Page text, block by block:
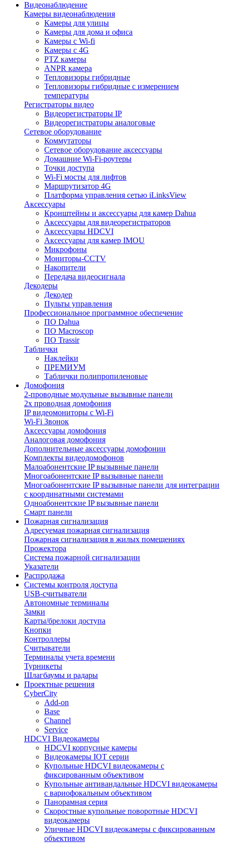
Видеонаблюдение
Камеры видеонаблюдения
Камеры для улицы
Камеры для дома и офиса
Камеры с Wi-fi
Камеры с 4G
PTZ камеры
ANPR камера
Тепловизоры гибридные
Тепловизоры гибридные c измерением
температуры
Регистраторы видео
Видеорегистраторы IP
Видеорегистраторы аналоговые
Сетевое оборудование
Коммутаторы
Сетевое оборудование аксессуары
Домашние Wi-Fi-роутеры
Точки доступа
Wi-Fi мосты для лифтов
Маршрутизатор 4G
Платформа управления сетью iLinksView
Аксессуары
Кронштейны и аксессуары для камер Dahua
Аксессуары для видеорегистраторов
Аксессуары HDCVI
Аксессуары для камер IMOU
Микрофоны
Мониторы-CCTV
Накопители
Передача видеосигнала
Декодеры
Декодер
Пульты управления
Профессиональное программное обеспечение
ПО Dahua
ПО Macroscop
ПО Trassir
Таблички
Наклейки
ПРЕМИУМ
Таблички полипропиленовые
Домофония
2-проводные модульные вызывные панели
2х проводная домофония
IP видеомониторы с Wi-Fi
Wi-Fi Звонок
Аксессуары домофония
Аналоговая домофония
Дополнительные аксессуары домофонии
Комплекты видеодомофонов
Малоабонентские IP вызывные панели
Многоабонентские IP вызывные панели
Многоабонентские IP вызывные панели для интеграции
с координатными системами
Одноабонентские IP вызывные панели
Смарт панели
Пожарная сигнализация
Адресуемая пожарная сигнализация
Пожарная сигнализация в жилых помещениях
Прожектора
Система пожарной сигнализации
Указатели
Распродажа
Системы контроля доступа
USB-считыватели
Автономные терминалы
Замки
Карты/брелоки доступа
Кнопки
Контроллеры
Считыватели
Терминалы учета времени
Турникеты
Шлагбаумы и радары
Проектные решения
CyberCity
Add-on
Base
Channel
Service
HDCVI Видеокамеры
HDCVI корпусные камеры
Видеокамеры IOT серии
Купольные HDCVI видеокамеры с
фиксированным объективом
Купольные антивандальные HDCVI видеокамеры
с вариофокальным объективом
Панорамная серия
Скоростные купольные поворотные HDCVI
видеокамеры
Уличные HDCVI видеокамеры с фиксированным
объективом